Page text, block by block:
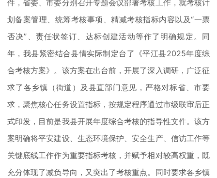
件，省委、市委分别召开专题会议部署考核工作，就考核计
划备案管理、统筹考核事项、精减考核指标内容以及“一票
否决”、责任状签订、达标创建活动等作了明确规定。同
年，我县紧密结合县情实际制定台了《平江县2025年度综
合考核方案》。该方案在出台前，开展了深入调研，广泛征
求了各乡镇（街道）及县直部门意见，严格对标省、市要
求，聚焦核心任务设置指标，按规定程序通过市级联审后正
式印发，目前是我县开展年度综合考核的指导性文件。该方
案明确将平安建设、生态环境保护、安全生产、信访工作等
关键底线工作作为重要指标考核，并赋予相对较高权重，既
充分体现了减负导向，又突出了考核重点。同时要求各乡镇